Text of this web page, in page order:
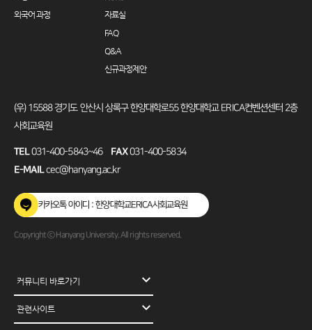
외국어 과정
자료실
FAQ
Q&A
신규과정제안
(우) 15588 경기도 안산시 상록구 한양대학로55 한양대학교 ERICA컨벤션센터 2층
사회교육원
TEL031-400-5843~46 FAX031-400-5834
E-MAILcec@hanyang.ac.kr
카카오톡 아이디 : 한양대학교ERICA사회교육원
Copyright ⓒ Hanyang University. All rights reserved.
커뮤니티 바로가기
관련사이트